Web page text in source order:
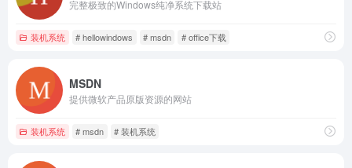
完整极致的Windows纯净系统下载站
装机系统 # hellowindows # msdn # office下载
MSDN
提供微软产品原版资源的网站
装机系统 # msdn # 装机系统